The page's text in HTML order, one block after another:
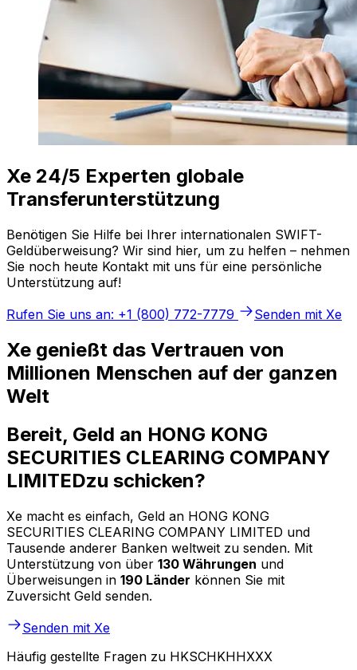
Xe 24/5 Experten globale
Transferunterstützung
Benötigen Sie Hilfe bei Ihrer internationalen SWIFT-
Geldüberweisung? Wir sind hier, um zu helfen – nehmen
Sie noch heute Kontakt mit uns für eine persönliche
Unterstützung auf!
Rufen Sie uns an: +1 (800) 772-7779
Senden mit Xe
Xe genießt das Vertrauen von
Millionen Menschen auf der ganzen
Welt
Bereit, Geld an HONG KONG
SECURITIES CLEARING COMPANY
LIMITEDzu schicken?
Xe macht es einfach, Geld an HONG KONG
SECURITIES CLEARING COMPANY LIMITED und
Tausende anderer Banken weltweit zu senden. Mit
Unterstützung von über 130 Währungen und
Überweisungen in 190 Länder können Sie mit
Zuversicht Geld senden.
Senden mit Xe
Häufig gestellte Fragen zu HKSCHKHHXXX